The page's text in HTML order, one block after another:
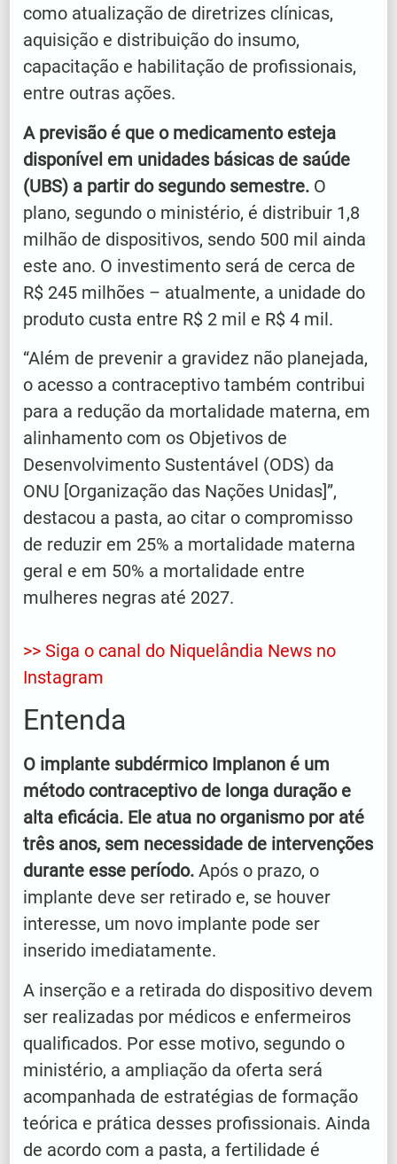
como atualização de diretrizes clínicas,
aquisição e distribuição do insumo,
capacitação e habilitação de profissionais,
entre outras ações.
A previsão é que o medicamento esteja
disponível em unidades básicas de saúde
(UBS) a partir do segundo semestre. O
plano, segundo o ministério, é distribuir 1,8
milhão de dispositivos, sendo 500 mil ainda
este ano. O investimento será de cerca de
R$ 245 milhões – atualmente, a unidade do
produto custa entre R$ 2 mil e R$ 4 mil.
“Além de prevenir a gravidez não planejada,
o acesso a contraceptivo também contribui
para a redução da mortalidade materna, em
alinhamento com os Objetivos de
Desenvolvimento Sustentável (ODS) da
ONU [Organização das Nações Unidas]”,
destacou a pasta, ao citar o compromisso
de reduzir em 25% a mortalidade materna
geral e em 50% a mortalidade entre
mulheres negras até 2027.
>> Siga o canal do Niquelândia News no
Instagram
Entenda
O implante subdérmico Implanon é um
método contraceptivo de longa duração e
alta eficácia. Ele atua no organismo por até
três anos, sem necessidade de intervenções
durante esse período. Após o prazo, o
implante deve ser retirado e, se houver
interesse, um novo implante pode ser
inserido imediatamente.
A inserção e a retirada do dispositivo devem
ser realizadas por médicos e enfermeiros
qualificados. Por esse motivo, segundo o
ministério, a ampliação da oferta será
acompanhada de estratégias de formação
teórica e prática desses profissionais. Ainda
de acordo com a pasta, a fertilidade é